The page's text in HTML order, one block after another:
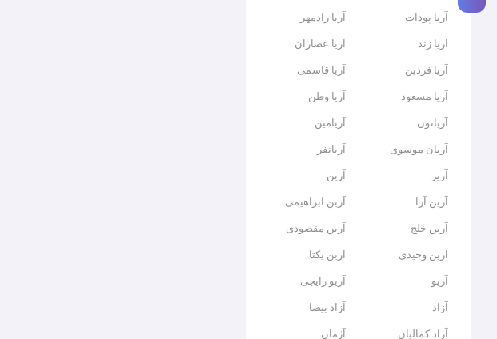
آریا پودات آریا رادمهر
آریا زند آریا عصاران
آریا فردین آریا قاسمی
آریا مسعود آریا وطن
آریاتون آریامین
آریان موسوی آریانفر
آریز آرین
آرین آرا آرین ابراهیمی
آرین خلج آرین مقصودی
آرین وحیدی آرین یکتا
آریو آریو رایجی
آزاد آزاد بیضا
آزاد کمالیان آژمان